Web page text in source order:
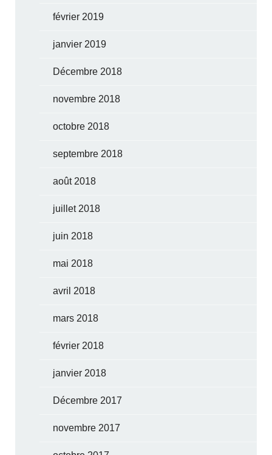
février 2019
janvier 2019
Décembre 2018
novembre 2018
octobre 2018
septembre 2018
août 2018
juillet 2018
juin 2018
mai 2018
avril 2018
mars 2018
février 2018
janvier 2018
Décembre 2017
novembre 2017